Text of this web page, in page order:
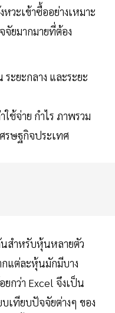
วะเข้าซื้ออย่างเหมาะ
จัยมากมายที่ต้อง
ะยะกลาง และระยะ
ช้จ่าย กำไร ภาพรวม
รษฐกิจประเทศ
สำหรับหุ้นหลายตัว
กแต่ละหุ้นมักมีบาง
กว่า Excel จึงเป็น
เทียบปัจจัยต่างๆ ของ